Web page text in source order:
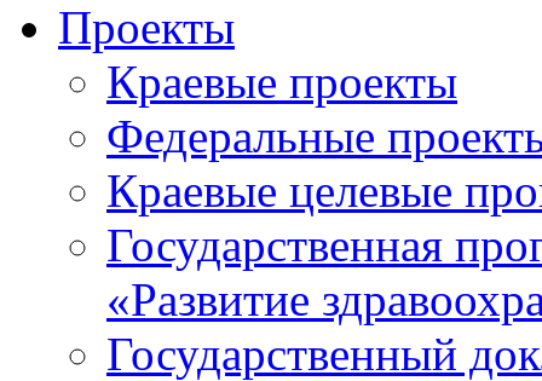
Проекты
Краевые проекты
Федеральные
Краевые целевые
Государственная
«Развитие
Государственный